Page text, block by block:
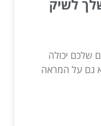
לשיק
שלכם יכולה
גם על המראה